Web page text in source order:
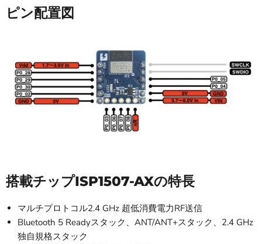
ピン配置図
搭載チップISP1507-AXの特長
マルチプロトコル2.4 GHz 超低消費電力RF送信
Bluetooth 5 Readyスタック、ANT/ANT+スタック、2.4 GHz
独自規格スタック